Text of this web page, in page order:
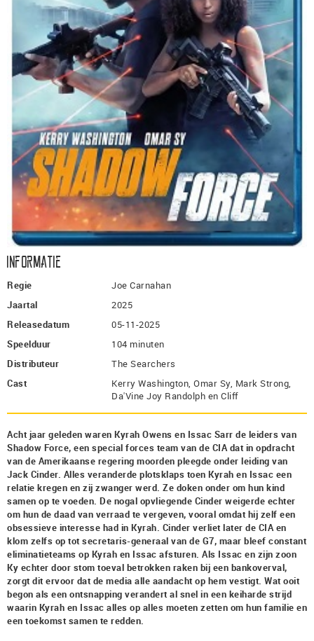
Informatie
Regie
Joe Carnahan
Jaartal
2025
Releasedatum
05-11-2025
Speelduur
104 minuten
Distributeur
The Searchers
Cast
Kerry Washington, Omar Sy, Mark Strong,
Da'Vine Joy Randolph en Cliff
Acht jaar geleden waren Kyrah Owens en Issac Sarr de leiders van
Shadow Force, een special forces team van de CIA dat in opdracht
van de Amerikaanse regering moorden pleegde onder leiding van
Jack Cinder. Alles veranderde plotsklaps toen Kyrah en Issac een
relatie kregen en zij zwanger werd. Ze doken onder om hun kind
samen op te voeden. De nogal opvliegende Cinder weigerde echter
om hun de daad van verraad te vergeven, vooral omdat hij zelf een
obsessieve interesse had in Kyrah. Cinder verliet later de CIA en
klom zelfs op tot secretaris-generaal van de G7, maar bleef constant
eliminatieteams op Kyrah en Issac afsturen. Als Issac en zijn zoon
Ky echter door stom toeval betrokken raken bij een bankoverval,
zorgt dit ervoor dat de media alle aandacht op hem vestigt. Wat ooit
begon als een ontsnapping verandert al snel in een keiharde strijd
waarin Kyrah en Issac alles op alles moeten zetten om hun familie en
een toekomst samen te redden.